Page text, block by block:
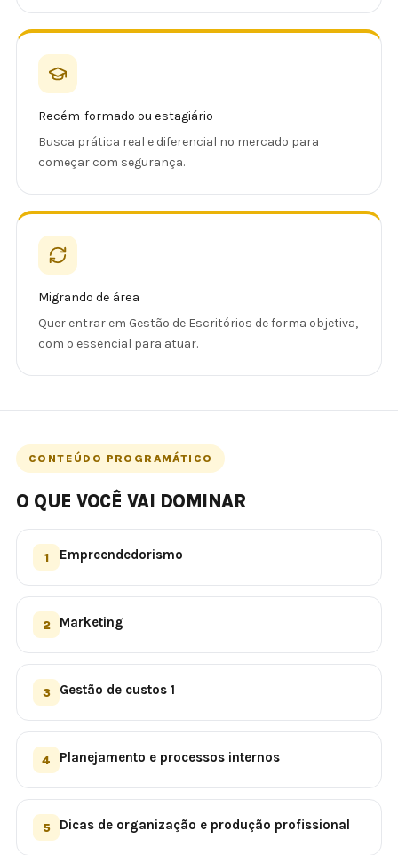
Recém-formado ou estagiário
Busca prática real e diferencial no mercado para
começar com segurança.
Migrando de área
Quer entrar em Gestão de Escritórios de forma objetiva,
com o essencial para atuar.
CONTEÚDO PROGRAMÁTICO
O QUE VOCÊ VAI DOMINAR
1 Empreendedorismo
2 Marketing
3 Gestão de custos 1
4 Planejamento e processos internos
5 Dicas de organização e produção profissional